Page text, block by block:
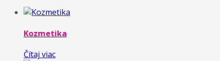
Kozmetika
Čítaj viac